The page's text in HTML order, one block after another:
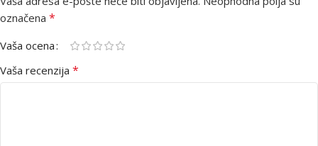
označena *
Vaša ocena
Vaša recenzija *